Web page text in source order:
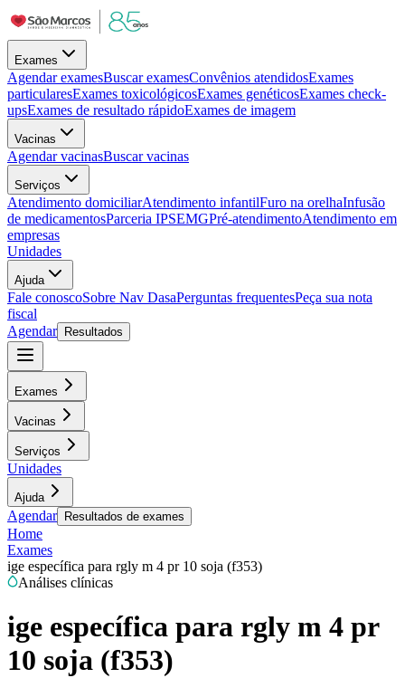
Exames
Agendar examesBuscar examesConvênios atendidosExames
particularesExames toxicológicosExames genéticosExames check-
upsExames de resultado rápidoExames de imagem
Vacinas
Agendar vacinasBuscar vacinas
Serviços
Atendimento domiciliarAtendimento infantilFuro na orelhaInfusão
de medicamentosParceria IPSEMGPré-atendimentoAtendimento em
empresas
Unidades
Ajuda
Fale conoscoSobre Nav DasaPerguntas frequentesPeça sua nota
fiscal
Agendar
Resultados
Exames
Vacinas
Serviços
Unidades
Ajuda
Agendar Resultados de exames
Home
Exames
ige específica para rgly m 4 pr 10 soja (f353)
Análises clínicas
ige específica para rgly m 4 pr
10 soja (f353)